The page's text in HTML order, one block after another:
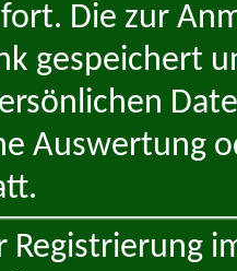
Die zur
gespeichert
Auswertung
Registrierung